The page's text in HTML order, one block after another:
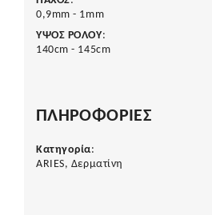
0,9mm - 1mm
ΥΨΟΣ ΡΟΛΟΥ:
140cm - 145cm
ΠΛΗΡΟΦΟΡΙΕΣ
Κατηγορία:
ARIES, Δερματίνη